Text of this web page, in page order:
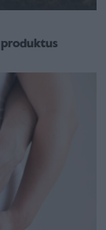
produktus